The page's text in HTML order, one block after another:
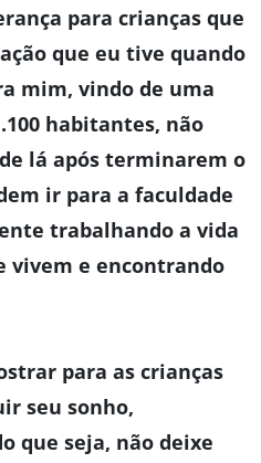
para crianças que
que eu tive quando
mim, vindo de uma
habitantes, não
lá após terminarem o
ir para a faculdade
trabalhando a vida
vivem e encontrando
para as crianças
seu sonho,
que seja, não deixe